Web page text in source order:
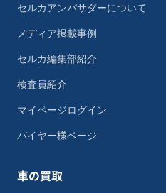
セルカアンバサダーについて
メディア掲載事例
セルカ編集部紹介
検査員紹介
マイページログイン
バイヤー様ページ
車の買取